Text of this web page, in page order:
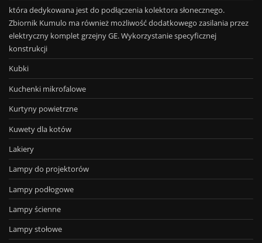
która dedykowana jest do podłączenia kolektora słonecznego.
Zbiornik Kumulo ma również możliwość dodatkowego zasilania przez
elektryczny komplet grzejny GE. Wykorzystanie specyficznej
konstrukcji
Kubki
Kuchenki mikrofalowe
Kurtyny powietrzne
Kuwety dla kotów
Lakiery
Lampy do projektorów
Lampy podłogowe
Lampy ścienne
Lampy stołowe